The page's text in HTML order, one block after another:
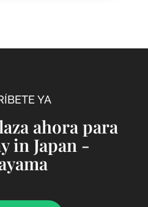
YA
ahora para
in Japan -